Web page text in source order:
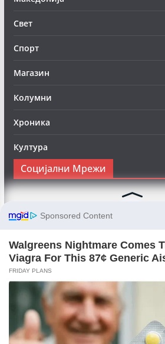
Свет
Спорт
Магазин
Колумни
Хроника
Култура
Социјални Мрежи
Следете нè на Фејсбук за да сте